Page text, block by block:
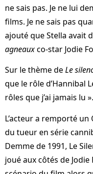
ne sais pas. Je ne lui
films. Je ne sais pas
ajouté que Stella avait
agneauxco-star Jodie
Sur le thème deLe
que le rôle d’Hannibal
rôles que j’ai jamais lu ».
L’acteur a remporté
du tueur en série
Demme de 1991, Le
joué aux côtés de